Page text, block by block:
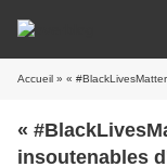
Accueil » « #BlackLivesMatter : tous
«
insoutenables